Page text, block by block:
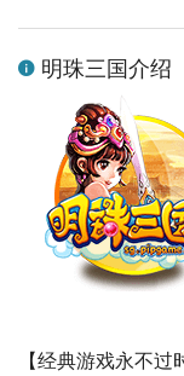
明珠三国介绍
【经典游戏永不过